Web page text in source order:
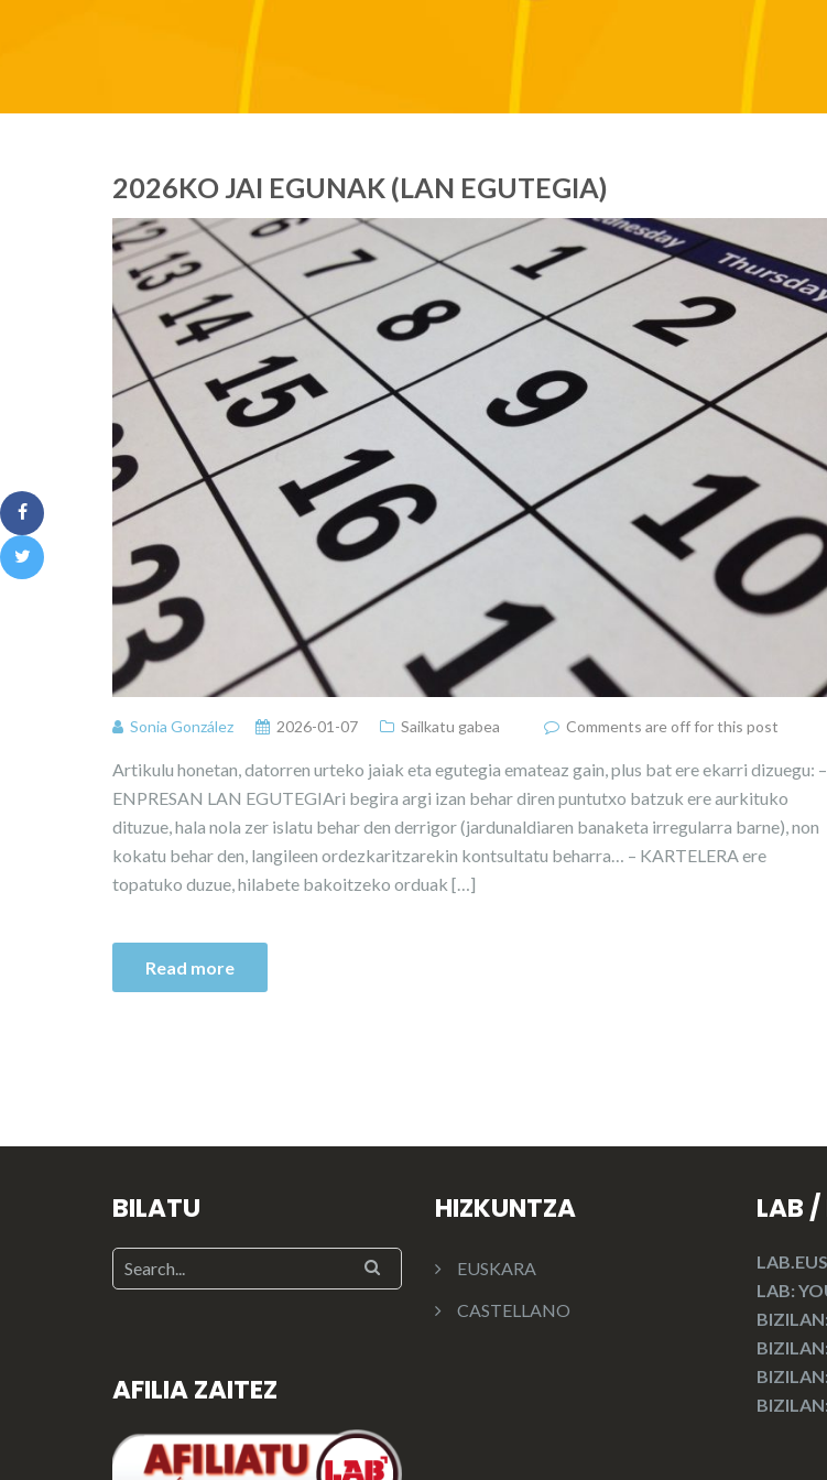
2026KO JAI EGUNAK (LAN EGUTEGIA)
Sonia González 2026-01-07 Sailkatu gabea Comments are off for this post
Artikulu honetan, datorren urteko jaiak eta egutegia emateaz gain, plus bat ere ekarri dizuegu: –
ENPRESAN LAN EGUTEGIAri begira argi izan behar diren puntutxo batzuk ere aurkituko
dituzue, hala nola zer islatu behar den derrigor (jardunaldiaren banaketa irregularra barne), non
kokatu behar den, langileen ordezkaritzarekin kontsultatu beharra… – KARTELERA ere
topatuko duzue, hilabete bakoitzeko orduak […]
Read more
BILATU
AFILIA ZAITEZ
HIZKUNTZA
EUSKARA
CASTELLANO
LAB /
LAB.EUS
LAB: